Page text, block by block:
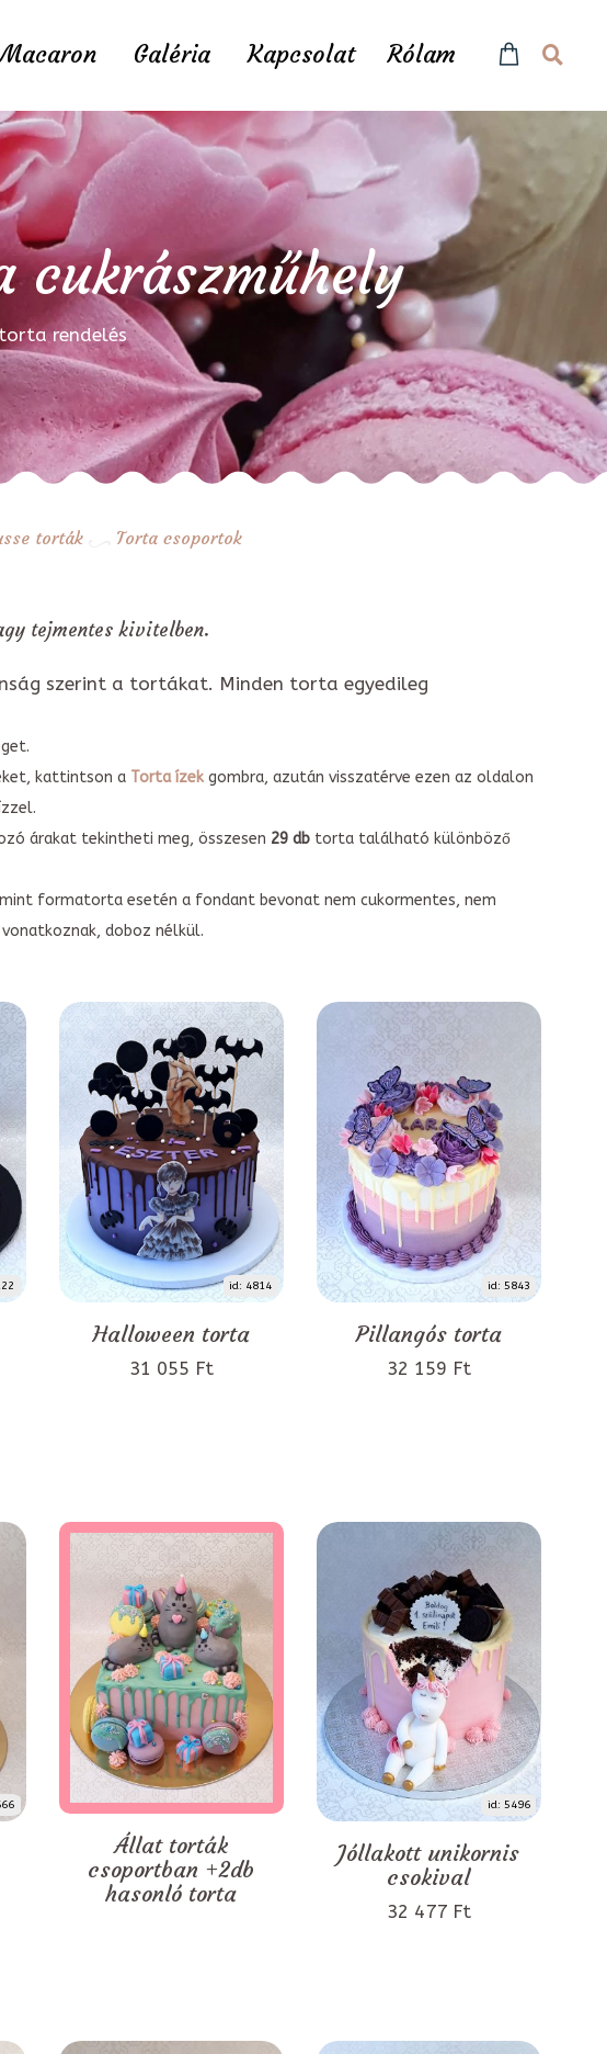
Macaron Galéria Kapcsolat Rólam
cukrászműhely
rendelés
torták Torta csoportok
tejmentes kivitelben.
szerint a tortákat. Minden torta egyedileg
kattintson a Torta ízekgombra, azután visszatérve ezen az oldalon
árakat tekintheti meg, összesen 29 dbtorta található különböző
formatorta esetén a fondant bevonat nem cukormentes, nem
doboz nélkül.
id: 4814
Halloween torta
31 055 Ft
id: 5843
Pillangós torta
32 159 Ft
Állat torták
csoportban +2db
hasonló torta
id: 5496
Jóllakott unikornis
csokival
32 477 Ft